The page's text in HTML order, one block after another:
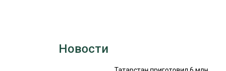
WOODEX-2021Новости